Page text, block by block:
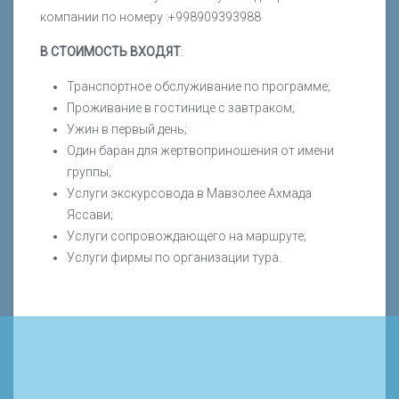
компании по номеру :+998909393988
В СТОИМОСТЬ ВХОДЯТ:
Транспортное обслуживание по программе;
Проживание в гостинице с завтраком;
Ужин в первый день;
Один баран для жертвоприношения от имени
группы;
Услуги экскурсовода в Мавзолее Ахмада
Яссави;
Услуги сопровождающего на маршруте;
Услуги фирмы по организации тура.